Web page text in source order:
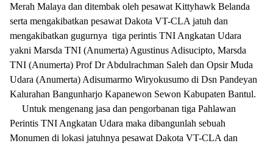
Merah Malaya dan ditembak oleh pesawat Kittyhawk Belanda
serta mengakibatkan pesawat Dakota VT-CLA jatuh dan
mengakibatkan gugurnya tiga perintis TNI Angkatan Udara
yakni Marsda TNI (Anumerta) Agustinus Adisucipto, Marsda
TNI (Anumerta) Prof Dr Abdulrachman Saleh dan Opsir Muda
Udara (Anumerta) Adisumarmo Wiryokusumo di Dsn Pandeyan
Kalurahan Bangunharjo Kapanewon Sewon Kabupaten Bantul.
Untuk mengenang jasa dan pengorbanan tiga Pahlawan
Perintis TNI Angkatan Udara maka dibangunlah sebuah
Monumen di lokasi jatuhnya pesawat Dakota VT-CLA dan